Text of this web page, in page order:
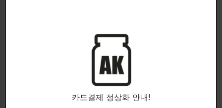
Matrix Labs’ R-140, also known as testostelone, is one of
the most effective supplements in the SARM group,
which has high anabolic potential.
R-140 does not cause adverse side effects in a negative
카드결제 정상화 안내!